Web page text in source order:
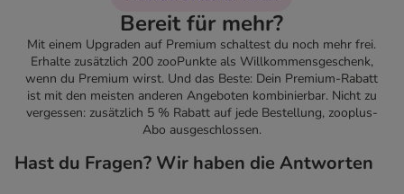
Bereit für mehr?
Mit einem Upgraden auf Premium schaltest du noch mehr frei.
Erhalte zusätzlich 200 zooPunkte als Willkommensgeschenk,
wenn du Premium wirst. Und das Beste: Dein Premium-Rabatt
ist mit den meisten anderen Angeboten kombinierbar. Nicht zu
vergessen: zusätzlich 5 % Rabatt auf jede Bestellung, zooplus-
Abo ausgeschlossen.
Hast du Fragen? Wir haben die Antworten